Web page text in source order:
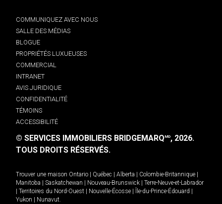
COMMUNIQUEZ AVEC NOUS
SALLE DES MÉDIAS
BLOGUE
PROPRIÉTÉS LUXUEUSES
COMMERCIAL
INTRANET
AVIS JURIDIQUE
CONFIDENTIALITÉ
TÉMOINS
ACCESSIBILITÉ
© SERVICES IMMOBILIERS BRIDGEMARQMD, 2026.
TOUS DROITS RÉSERVÉS.
Trouver une maison Ontario Québec Alberta Colombie-Britannique
Manitoba
Saskatchewan Nouveau-Brunswick
Terre-Neuve-et-Labrador
Territoires du Nord-Ouest Nouvelle-Écosse Île-du-Prince-Édouard
Yukon
Nunavut.